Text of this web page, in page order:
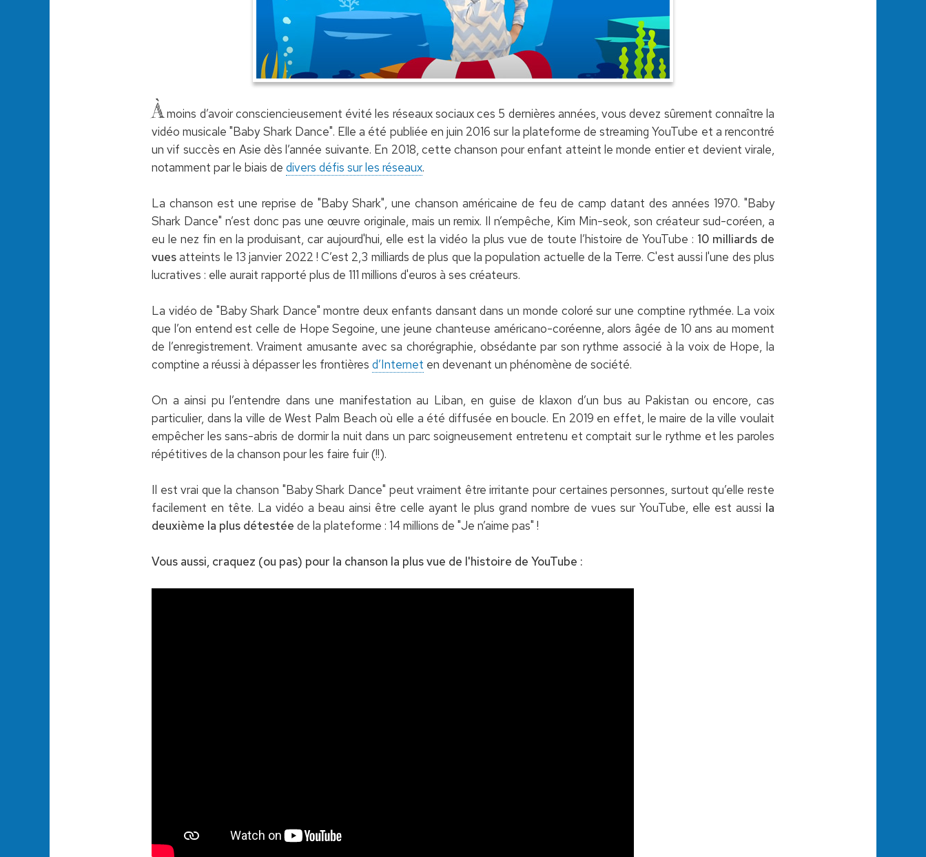
Àmoins d’avoir consciencieusement évité les réseaux sociaux ces 5 dernières années, vous devez sûrement connaître la
vidéo musicale "Baby Shark Dance". Elle a été publiée en juin 2016 sur la plateforme de streaming YouTube et a rencontré
un vif succès en Asie dès l’année suivante. En 2018, cette chanson pour enfant atteint le monde entier et devient virale,
notamment par le biais de divers défis sur les réseaux.
La chanson est une reprise de "Baby Shark", une chanson américaine de feu de camp datant des années 1970. "Baby
Shark Dance" n’est donc pas une œuvre originale, mais un remix. Il n’empêche, Kim Min-seok, son créateur sud-coréen, a
eu le nez fin en la produisant, car aujourd'hui, elle est la vidéo la plus vue de toute l’histoire de YouTube : 10 milliards de
vuesatteints le 13 janvier 2022 ! C’est 2,3 milliards de plus que la population actuelle de la Terre. C'est aussi l'une des plus
lucratives : elle aurait rapporté plus de 111 millions d'euros à ses créateurs.
La vidéo de "Baby Shark Dance" montre deux enfants dansant dans un monde coloré sur une comptine rythmée. La voix
que l’on entend est celle de Hope Segoine, une jeune chanteuse américano-coréenne, alors âgée de 10 ans au moment
de l’enregistrement. Vraiment amusante avec sa chorégraphie, obsédante par son rythme associé à la voix de Hope, la
comptine a réussi à dépasser les frontières d’Internet en devenant un phénomène de société.
On a ainsi pu l’entendre dans une manifestation au Liban, en guise de klaxon d’un bus au Pakistan ou encore, cas
particulier, dans la ville de West Palm Beach où elle a été diffusée en boucle. En 2019 en effet, le maire de la ville voulait
empêcher les sans-abris de dormir la nuit dans un parc soigneusement entretenu et comptait sur le rythme et les paroles
répétitives de la chanson pour les faire fuir (!!).
Il est vrai que la chanson "Baby Shark Dance" peut vraiment être irritante pour certaines personnes, surtout qu’elle reste
facilement en tête. La vidéo a beau ainsi être celle ayant le plus grand nombre de vues sur YouTube, elle est aussi la
deuxième la plus détestée de la plateforme : 14 millions de "Je n’aime pas" !
Vous aussi, craquez (ou pas) pour la chanson la plus vue de l'histoire de YouTube :